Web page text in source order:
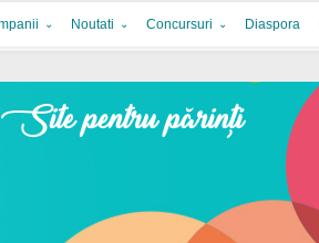
Noutati Concursuri Diaspora